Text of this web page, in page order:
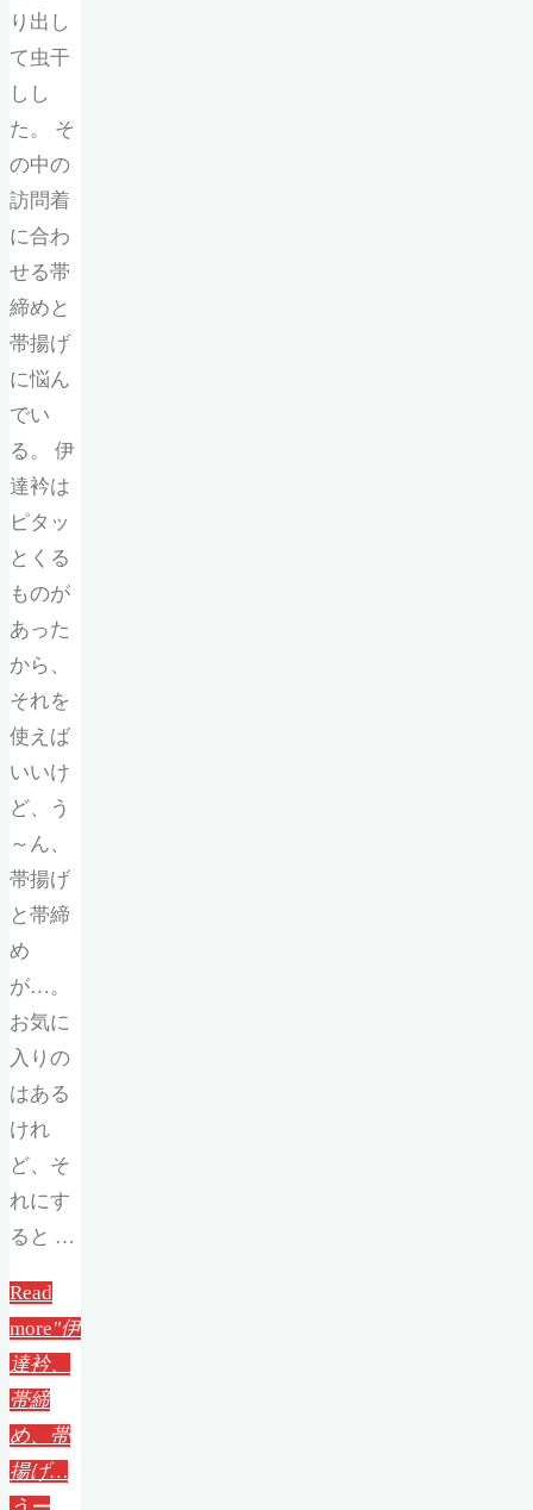
り出し
て虫干
しし
た。 そ
の中の
訪問着
に合わ
せる帯
締めと
帯揚げ
に悩ん
でい
る。 伊
達衿は
ピタッ
とくる
ものが
あった
から、
それを
使えば
いいけ
ど、う
～ん、
帯揚げ
と帯締
め
が…。
お気に
入りの
はある
けれ
ど、そ
れにす
ると …
Read
more"伊
達衿、
帯締
め、帯
揚げ…